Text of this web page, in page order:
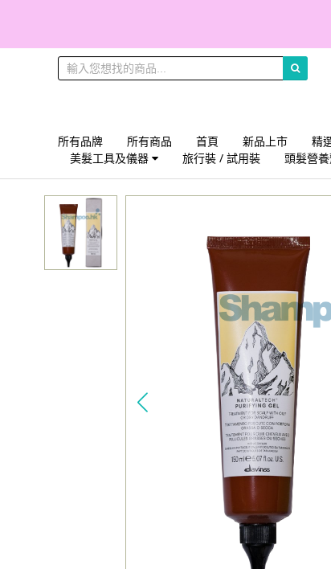
所有品牌 所有商品 首頁 新品上市 精
美髮工具及儀器
旅行裝 / 試用裝 頭髮營